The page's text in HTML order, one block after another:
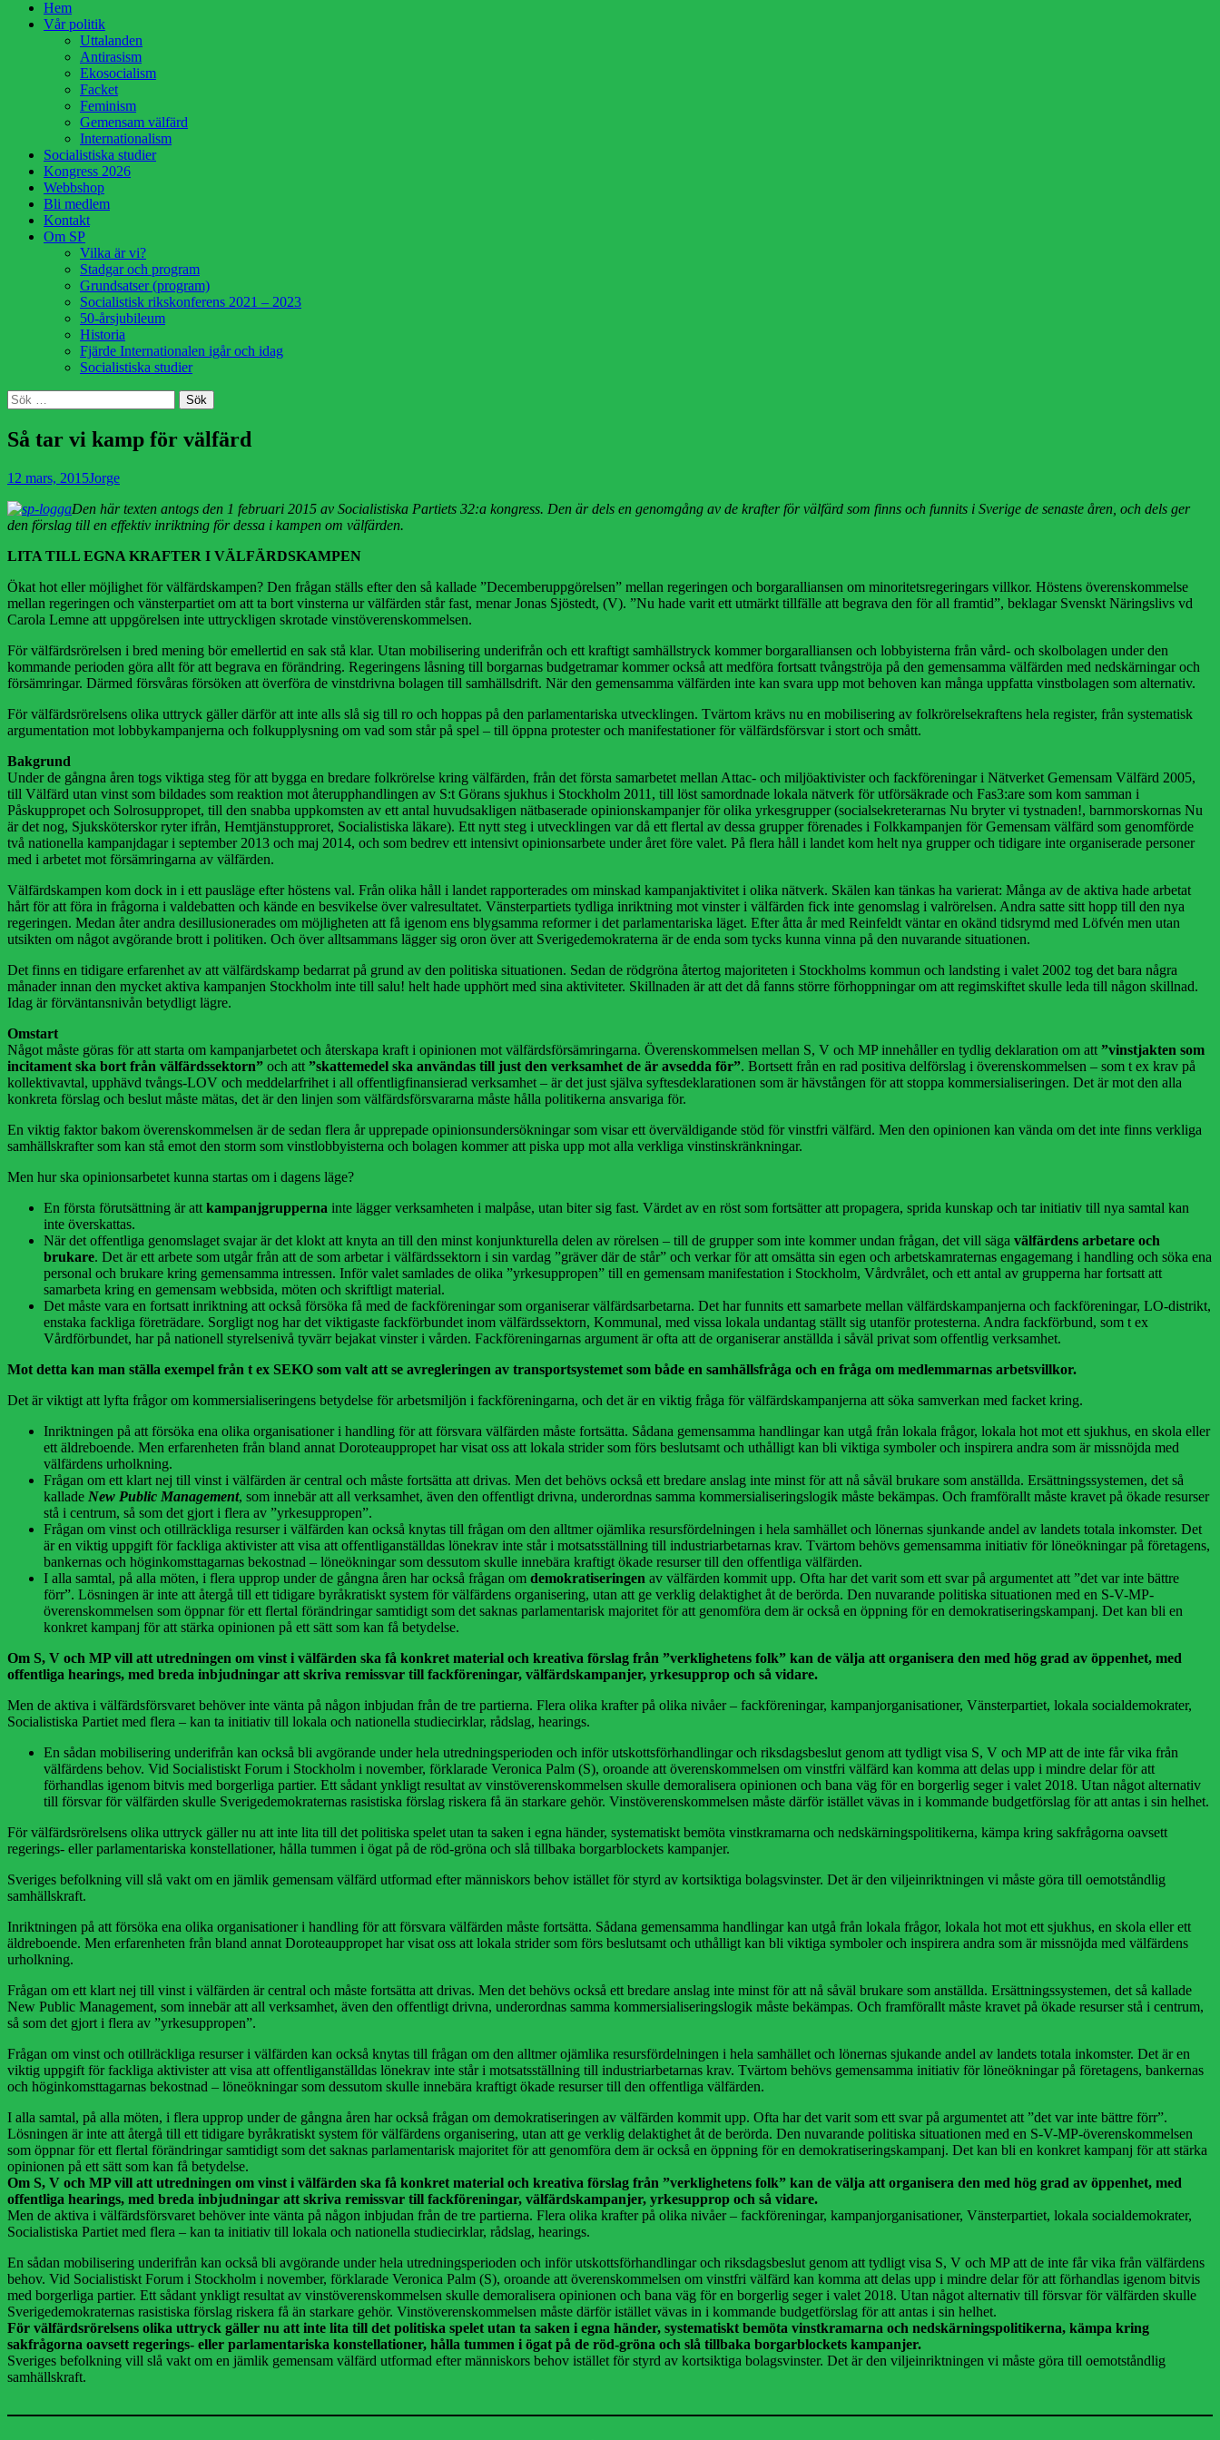
HoppaHem
Vår politik
Uttalanden
Antirasism
Ekosocialism
Facket
Feminism
Gemensam välfärd
Internationalism
Socialistiska studier
Kongress 2026
Webbshop
Bli medlem
Kontakt
Om SP
Vilka är vi?
Stadgar och program
Grundsatser (program)
Socialistisk rikskonferens 2021 – 2023
50-årsjubileum
Historia
Fjärde Internationalen igår och idag
Socialistiska studier
Sök
Sök
efter:
Så tar vi kamp för välfärd
Publicerad
12 mars, 2015Författare
Jorge
Den här texten antogs den 1 februari 2015 av Socialistiska Partiets 32:a kongress. Den är dels en genomgång av de krafter för välfärd som finns och funnits i Sverige de senaste åren, och dels ger
den förslag till en effektiv inriktning för dessa i kampen om välfärden.
LITA TILL EGNA KRAFTER I VÄLFÄRDSKAMPEN
Ökat hot eller möjlighet för välfärdskampen? Den frågan ställs efter den så kallade ”Decemberuppgörelsen” mellan regeringen och borgaralliansen om minoritetsregeringars villkor. Höstens överenskommelse
mellan regeringen och vänsterpartiet om att ta bort vinsterna ur välfärden står fast, menar Jonas Sjöstedt, (V). ”Nu hade varit ett utmärkt tillfälle att begrava den för all framtid”, beklagar Svenskt Näringslivs vd
Carola Lemne att uppgörelsen inte uttryckligen skrotade vinstöverenskommelsen.
För välfärdsrörelsen i bred mening bör emellertid en sak stå klar. Utan mobilisering underifrån och ett kraftigt samhällstryck kommer borgaralliansen och lobbyisterna från vård- och skolbolagen under den
kommande perioden göra allt för att begrava en förändring. Regeringens låsning till borgarnas budgetramar kommer också att medföra fortsatt tvångströja på den gemensamma välfärden med nedskärningar och
försämringar. Därmed försvåras försöken att överföra de vinstdrivna bolagen till samhällsdrift. När den gemensamma välfärden inte kan svara upp mot behoven kan många uppfatta vinstbolagen som alternativ.
För välfärdsrörelsens olika uttryck gäller därför att inte alls slå sig till ro och hoppas på den parlamentariska utvecklingen. Tvärtom krävs nu en mobilisering av folkrörelsekraftens hela register, från systematisk
argumentation mot lobbykampanjerna och folkupplysning om vad som står på spel – till öppna protester och manifestationer för välfärdsförsvar i stort och smått.
Bakgrund
Under de gångna åren togs viktiga steg för att bygga en bredare folkrörelse kring välfärden, från det första samarbetet mellan Attac- och miljöaktivister och fackföreningar i Nätverket Gemensam Välfärd 2005,
till Välfärd utan vinst som bildades som reaktion mot återupphandlingen av S:t Görans sjukhus i Stockholm 2011, till löst samordnade lokala nätverk för utförsäkrade och Fas3:are som kom samman i
Påskuppropet och Solrosuppropet, till den snabba uppkomsten av ett antal huvudsakligen nätbaserade opinionskampanjer för olika yrkesgrupper (socialsekreterarnas Nu bryter vi tystnaden!, barnmorskornas Nu
är det nog, Sjuksköterskor ryter ifrån, Hemtjänstupproret, Socialistiska läkare). Ett nytt steg i utvecklingen var då ett flertal av dessa grupper förenades i Folkkampanjen för Gemensam välfärd som genomförde
två nationella kampanjdagar i september 2013 och maj 2014, och som bedrev ett intensivt opinionsarbete under året före valet. På flera håll i landet kom helt nya grupper och tidigare inte organiserade personer
med i arbetet mot försämringarna av välfärden.
Välfärdskampen kom dock in i ett pausläge efter höstens val. Från olika håll i landet rapporterades om minskad kampanjaktivitet i olika nätverk. Skälen kan tänkas ha varierat: Många av de aktiva hade arbetat
hårt för att föra in frågorna i valdebatten och kände en besvikelse över valresultatet. Vänsterpartiets tydliga inriktning mot vinster i välfärden fick inte genomslag i valrörelsen. Andra satte sitt hopp till den nya
regeringen. Medan åter andra desillusionerades om möjligheten att få igenom ens blygsamma reformer i det parlamentariska läget. Efter åtta år med Reinfeldt väntar en okänd tidsrymd med Löfvén men utan
utsikten om något avgörande brott i politiken. Och över alltsammans lägger sig oron över att Sverigedemokraterna är de enda som tycks kunna vinna på den nuvarande situationen.
Det finns en tidigare erfarenhet av att välfärdskamp bedarrat på grund av den politiska situationen. Sedan de rödgröna återtog majoriteten i Stockholms kommun och landsting i valet 2002 tog det bara några
månader innan den mycket aktiva kampanjen Stockholm inte till salu! helt hade upphört med sina aktiviteter. Skillnaden är att det då fanns större förhoppningar om att regimskiftet skulle leda till någon skillnad.
Idag är förväntansnivån betydligt lägre.
Omstart
Något måste göras för att starta om kampanjarbetet och återskapa kraft i opinionen mot välfärdsförsämringarna. Överenskommelsen mellan S, V och MP innehåller en tydlig deklaration om att ”vinstjakten som
incitament ska bort från välfärdssektorn” och att ”skattemedel ska användas till just den verksamhet de är avsedda för”. Bortsett från en rad positiva delförslag i överenskommelsen – som t ex krav på
kollektivavtal, upphävd tvångs-LOV och meddelarfrihet i all offentligfinansierad verksamhet – är det just själva syftesdeklarationen som är hävstången för att stoppa kommersialiseringen. Det är mot den alla
konkreta förslag och beslut måste mätas, det är den linjen som välfärdsförsvararna måste hålla politikerna ansvariga för.
En viktig faktor bakom överenskommelsen är de sedan flera år upprepade opinionsundersökningar som visar ett överväldigande stöd för vinstfri välfärd. Men den opinionen kan vända om det inte finns verkliga
samhällskrafter som kan stå emot den storm som vinstlobbyisterna och bolagen kommer att piska upp mot alla verkliga vinstinskränkningar.
Men hur ska opinionsarbetet kunna startas om i dagens läge?
En första förutsättning är att kampanjgrupperna inte lägger verksamheten i malpåse, utan biter sig fast. Värdet av en röst som fortsätter att propagera, sprida kunskap och tar initiativ till nya samtal kan
inte överskattas.
När det offentliga genomslaget svajar är det klokt att knyta an till den minst konjunkturella delen av rörelsen – till de grupper som inte kommer undan frågan, det vill säga välfärdens arbetare och
brukare. Det är ett arbete som utgår från att de som arbetar i välfärdssektorn i sin vardag ”gräver där de står” och verkar för att omsätta sin egen och arbetskamraternas engagemang i handling och söka ena
personal och brukare kring gemensamma intressen. Inför valet samlades de olika ”yrkesuppropen” till en gemensam manifestation i Stockholm, Vårdvrålet, och ett antal av grupperna har fortsatt att
samarbeta kring en gemensam webbsida, möten och skriftligt material.
Det måste vara en fortsatt inriktning att också försöka få med de fackföreningar som organiserar välfärdsarbetarna. Det har funnits ett samarbete mellan välfärdskampanjerna och fackföreningar, LO-distrikt,
enstaka fackliga företrädare. Sorgligt nog har det viktigaste fackförbundet inom välfärdssektorn, Kommunal, med vissa lokala undantag ställt sig utanför protesterna. Andra fackförbund, som t ex
Vårdförbundet, har på nationell styrelsenivå tyvärr bejakat vinster i vården. Fackföreningarnas argument är ofta att de organiserar anställda i såväl privat som offentlig verksamhet.
Mot detta kan man ställa exempel från t ex SEKO som valt att se avregleringen av transportsystemet som både en samhällsfråga och en fråga om medlemmarnas arbetsvillkor.
Det är viktigt att lyfta frågor om kommersialiseringens betydelse för arbetsmiljön i fackföreningarna, och det är en viktig fråga för välfärdskampanjerna att söka samverkan med facket kring.
Inriktningen på att försöka ena olika organisationer i handling för att försvara välfärden måste fortsätta. Sådana gemensamma handlingar kan utgå från lokala frågor, lokala hot mot ett sjukhus, en skola eller
ett äldreboende. Men erfarenheten från bland annat Doroteauppropet har visat oss att lokala strider som förs beslutsamt och uthålligt kan bli viktiga symboler och inspirera andra som är missnöjda med
välfärdens urholkning.
Frågan om ett klart nej till vinst i välfärden är central och måste fortsätta att drivas. Men det behövs också ett bredare anslag inte minst för att nå såväl brukare som anställda. Ersättningssystemen, det så
kallade New Public Management, som innebär att all verksamhet, även den offentligt drivna, underordnas samma kommersialiseringslogik måste bekämpas. Och framförallt måste kravet på ökade resurser
stå i centrum, så som det gjort i flera av ”yrkesuppropen”.
Frågan om vinst och otillräckliga resurser i välfärden kan också knytas till frågan om den alltmer ojämlika resursfördelningen i hela samhället och lönernas sjunkande andel av landets totala inkomster. Det
är en viktig uppgift för fackliga aktivister att visa att offentliganställdas lönekrav inte står i motsatsställning till industriarbetarnas krav. Tvärtom behövs gemensamma initiativ för löneökningar på företagens,
bankernas och höginkomsttagarnas bekostnad – löneökningar som dessutom skulle innebära kraftigt ökade resurser till den offentliga välfärden.
I alla samtal, på alla möten, i flera upprop under de gångna åren har också frågan om demokratiseringen av välfärden kommit upp. Ofta har det varit som ett svar på argumentet att ”det var inte bättre
förr”. Lösningen är inte att återgå till ett tidigare byråkratiskt system för välfärdens organisering, utan att ge verklig delaktighet åt de berörda. Den nuvarande politiska situationen med en S-V-MP-
överenskommelsen som öppnar för ett flertal förändringar samtidigt som det saknas parlamentarisk majoritet för att genomföra dem är också en öppning för en demokratiseringskampanj. Det kan bli en
konkret kampanj för att stärka opinionen på ett sätt som kan få betydelse.
Om S, V och MP vill att utredningen om vinst i välfärden ska få konkret material och kreativa förslag från ”verklighetens folk” kan de välja att organisera den med hög grad av öppenhet, med
offentliga hearings, med breda inbjudningar att skriva remissvar till fackföreningar, välfärdskampanjer, yrkesupprop och så vidare.
Men de aktiva i välfärdsförsvaret behöver inte vänta på någon inbjudan från de tre partierna. Flera olika krafter på olika nivåer – fackföreningar, kampanjorganisationer, Vänsterpartiet, lokala socialdemokrater,
Socialistiska Partiet med flera – kan ta initiativ till lokala och nationella studiecirklar, rådslag, hearings.
En sådan mobilisering underifrån kan också bli avgörande under hela utredningsperioden och inför utskottsförhandlingar och riksdagsbeslut genom att tydligt visa S, V och MP att de inte får vika från
välfärdens behov. Vid Socialistiskt Forum i Stockholm i november, förklarade Veronica Palm (S), oroande att överenskommelsen om vinstfri välfärd kan komma att delas upp i mindre delar för att
förhandlas igenom bitvis med borgerliga partier. Ett sådant ynkligt resultat av vinstöverenskommelsen skulle demoralisera opinionen och bana väg för en borgerlig seger i valet 2018. Utan något alternativ
till försvar för välfärden skulle Sverigedemokraternas rasistiska förslag riskera få än starkare gehör. Vinstöverenskommelsen måste därför istället vävas in i kommande budgetförslag för att antas i sin helhet.
För välfärdsrörelsens olika uttryck gäller nu att inte lita till det politiska spelet utan ta saken i egna händer, systematiskt bemöta vinstkramarna och nedskärningspolitikerna, kämpa kring sakfrågorna oavsett
regerings- eller parlamentariska konstellationer, hålla tummen i ögat på de röd-gröna och slå tillbaka borgarblockets kampanjer.
Sveriges befolkning vill slå vakt om en jämlik gemensam välfärd utformad efter människors behov istället för styrd av kortsiktiga bolagsvinster. Det är den viljeinriktningen vi måste göra till oemotståndlig
samhällskraft.
Inriktningen på att försöka ena olika organisationer i handling för att försvara välfärden måste fortsätta. Sådana gemensamma handlingar kan utgå från lokala frågor, lokala hot mot ett sjukhus, en skola eller ett
äldreboende. Men erfarenheten från bland annat Doroteauppropet har visat oss att lokala strider som förs beslutsamt och uthålligt kan bli viktiga symboler och inspirera andra som är missnöjda med välfärdens
urholkning.
Frågan om ett klart nej till vinst i välfärden är central och måste fortsätta att drivas. Men det behövs också ett bredare anslag inte minst för att nå såväl brukare som anställda. Ersättningssystemen, det så kallade
New Public Management, som innebär att all verksamhet, även den offentligt drivna, underordnas samma kommersialiseringslogik måste bekämpas. Och framförallt måste kravet på ökade resurser stå i centrum,
så som det gjort i flera av ”yrkesuppropen”.
Frågan om vinst och otillräckliga resurser i välfärden kan också knytas till frågan om den alltmer ojämlika resursfördelningen i hela samhället och lönernas sjukande andel av landets totala inkomster. Det är en
viktig uppgift för fackliga aktivister att visa att offentliganställdas lönekrav inte står i motsatsställning till industriarbetarnas krav. Tvärtom behövs gemensamma initiativ för löneökningar på företagens, bankernas
och höginkomsttagarnas bekostnad – löneökningar som dessutom skulle innebära kraftigt ökade resurser till den offentliga välfärden.
I alla samtal, på alla möten, i flera upprop under de gångna åren har också frågan om demokratiseringen av välfärden kommit upp. Ofta har det varit som ett svar på argumentet att ”det var inte bättre förr”.
Lösningen är inte att återgå till ett tidigare byråkratiskt system för välfärdens organisering, utan att ge verklig delaktighet åt de berörda. Den nuvarande politiska situationen med en S-V-MP-överenskommelsen
som öppnar för ett flertal förändringar samtidigt som det saknas parlamentarisk majoritet för att genomföra dem är också en öppning för en demokratiseringskampanj. Det kan bli en konkret kampanj för att stärka
opinionen på ett sätt som kan få betydelse.
Om S, V och MP vill att utredningen om vinst i välfärden ska få konkret material och kreativa förslag från ”verklighetens folk” kan de välja att organisera den med hög grad av öppenhet, med
offentliga hearings, med breda inbjudningar att skriva remissvar till fackföreningar, välfärdskampanjer, yrkesupprop och så vidare.
Men de aktiva i välfärdsförsvaret behöver inte vänta på någon inbjudan från de tre partierna. Flera olika krafter på olika nivåer – fackföreningar, kampanjorganisationer, Vänsterpartiet, lokala socialdemokrater,
Socialistiska Partiet med flera – kan ta initiativ till lokala och nationella studiecirklar, rådslag, hearings.
En sådan mobilisering underifrån kan också bli avgörande under hela utredningsperioden och inför utskottsförhandlingar och riksdagsbeslut genom att tydligt visa S, V och MP att de inte får vika från välfärdens
behov. Vid Socialistiskt Forum i Stockholm i november, förklarade Veronica Palm (S), oroande att överenskommelsen om vinstfri välfärd kan komma att delas upp i mindre delar för att förhandlas igenom bitvis
med borgerliga partier. Ett sådant ynkligt resultat av vinstöverenskommelsen skulle demoralisera opinionen och bana väg för en borgerlig seger i valet 2018. Utan något alternativ till försvar för välfärden skulle
Sverigedemokraternas rasistiska förslag riskera få än starkare gehör. Vinstöverenskommelsen måste därför istället vävas in i kommande budgetförslag för att antas i sin helhet.
För välfärdsrörelsens olika uttryck gäller nu att inte lita till det politiska spelet utan ta saken i egna händer, systematiskt bemöta vinstkramarna och nedskärningspolitikerna, kämpa kring
sakfrågorna oavsett regerings- eller parlamentariska konstellationer, hålla tummen i ögat på de röd-gröna och slå tillbaka borgarblockets kampanjer.
Sveriges befolkning vill slå vakt om en jämlik gemensam välfärd utformad efter människors behov istället för styrd av kortsiktiga bolagsvinster. Det är den viljeinriktningen vi måste göra till oemotståndlig
samhällskraft.